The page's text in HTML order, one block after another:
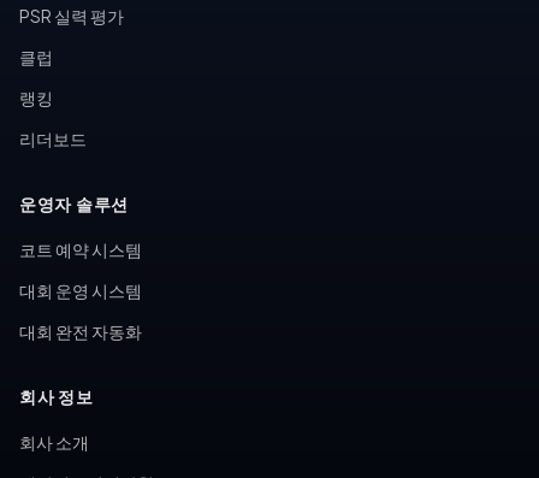
PSR 실력 평가
클럽
랭킹
리더보드
운영자 솔루션
코트 예약 시스템
대회 운영 시스템
대회 완전 자동화
회사 정보
회사 소개